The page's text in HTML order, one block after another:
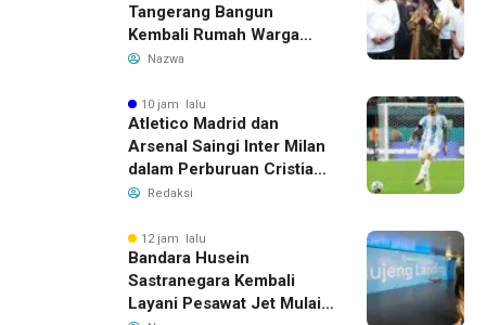
Tangerang Bangun
Kembali Rumah Warga
yang Roboh Akibat Puting
Nazwa
10 jam lalu
Atletico Madrid dan
Arsenal Saingi Inter Milan
dalam Perburuan Cristian
Romero, Transfer Bek
Redaksi
12 jam lalu
Bandara Husein
Sastranegara Kembali
Layani Pesawat Jet Mulai